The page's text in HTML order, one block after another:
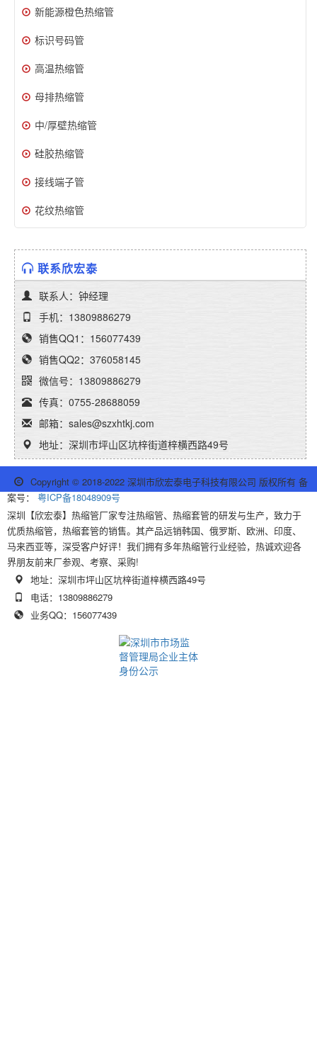
新能源橙色热缩管
标识号码管
高温热缩管
母排热缩管
中/厚壁热缩管
硅胶热缩管
接线端子管
花纹热缩管
联系欣宏泰
联系人：钟经理
手机：13809886279
销售QQ1：156077439
销售QQ2：376058145
微信号：13809886279
传真：0755-28688059
邮箱：sales@szxhtkj.com
地址：深圳市坪山区坑梓街道梓横西路49号
Copyright © 2018-2022 深圳市欣宏泰电子科技有限公司 版权所有 备
案号：
粤ICP备18048909号
深圳【欣宏泰】热缩管厂家专注热缩管、热缩套管的研发与生产，致力于
优质热缩管，热缩套管的销售。其产品远销韩国、俄罗斯、欧洲、印度、
马来西亚等，深受客户好评！我们拥有多年热缩管行业经验，热诚欢迎各
界朋友前来厂参观、考察、采购!
地址：深圳市坪山区坑梓街道梓横西路49号
电话：13809886279
业务QQ：156077439